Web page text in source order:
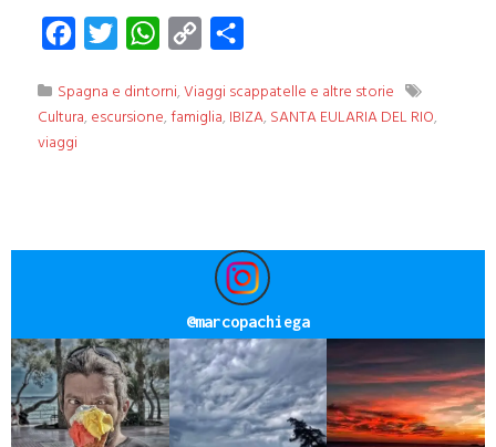
Facebook
Twitter WhatsApp
Copy
Spagna e dintorni,Viaggi scappatelle e altre storie
Cultura, escursione,famiglia, IBIZA, SANTA EULARIA DEL RIO,
viaggi
@marcopachiega